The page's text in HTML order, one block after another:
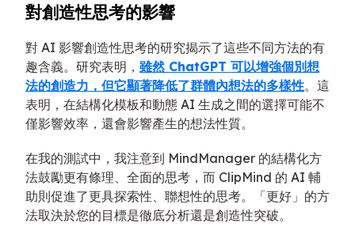
對創造性思考的影響
對 AI 影響創造性思考的研究揭示了這些不同方法的有
趣含義。研究表明， 雖然 ChatGPT 可以增強個別想
法的創造力，但它顯著降低了群體內想法的多樣性。這
表明，在結構化模板和動態 AI 生成之間的選擇可能不
僅影響效率，還會影響產生的想法性質。
在我的測試中，我注意到 MindManager 的結構化方
法鼓勵更有條理、全面的思考，而 ClipMind 的 AI 輔
助則促進了更具探索性、聯想性的思考。「更好」的方
法取決於您的目標是徹底分析還是創造性突破。